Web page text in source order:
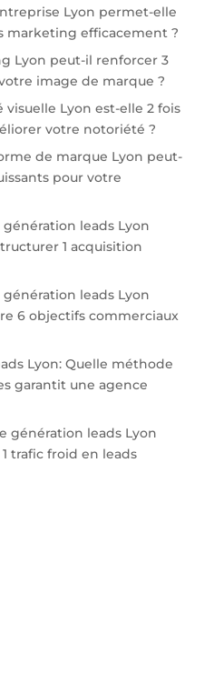
Lyon permet-elle
marketing efficacement ?
Lyon peut-il renforcer 3
image de marque ?
Lyon est-elle 2 fois
votre notoriété ?
de marque Lyon peut-
pour votre
leads Lyon
1 acquisition
leads Lyon
6 objectifs commerciaux
Lyon: Quelle méthode
garantit une agence
génération leads Lyon
trafic froid en leads